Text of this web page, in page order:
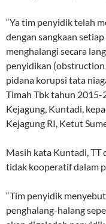
“Ya tim penyidik telah
dengan sangkaan
menghalangi secara
penyidikan
pidana korupsi tata
Timah Tbk tahun 2015-
Kejagung, Kuntadi,
Kejagung RI, Ketut
Masih kata Kuntadi, TT
tidak kooperatif dalam
“Tim penyidik
penghalang-halang